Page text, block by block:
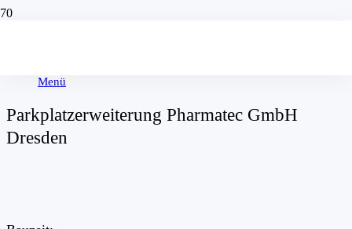
Menü
Parkplatzerweiterung Pharmatec GmbH
Dresden